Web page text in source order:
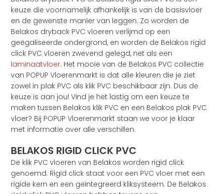
keuze die voornamelijk afhankelijk is van de basisvloer
en de gewenste manier van leggen. Zo worden de
Belakos dryback PVC vloeren verlijmd op een
geëgaliseerde ondergrond, en worden de Belakos rigid
click PVC vloeren zwevend gelegd, net als een
laminaatvloer. Het mooie van de Belakos PVC collectie
van POPUP Vloerenmarkt is dat alle kleuren die je ziet
zowel in plak PVC als klik PVC beschikbaar zijn. Dus de
keuze is aan jou! Vind je het lastig om een keuze te
maken tussen Belakos klik PVC en een Belakos plak PVC
vloer? Bij POPUP Vloerenmarkt staan we voor je klaar
met informatie over alle verschillen.
BELAKOS RIGID CLICK PVC
De klik PVC vloeren van Belakos worden rigid click
genoemd. Rigid click staat voor een PVC vloer met een
rigide kern en een geïntegreerd kliksysteem. De Belakos